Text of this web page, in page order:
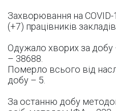
Захворювання на
(+7) працівників
Одужало хворих за
– 38688.
Померло всього від
добу – 5.
За останню добу